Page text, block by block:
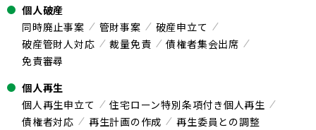
個人破産
同時廃止事案
管財事案
破産申立て
破産管財人対応
裁量免責
債権者集会出席
免責審尋
個人再生
個人再生申立て
住宅ローン特別条項付き個人再生
債権者対応
再生計画の作成
再生委員との調整